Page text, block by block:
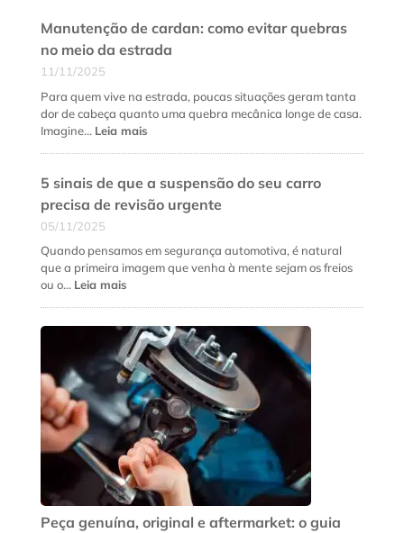
serviço?
clientes
na
além
do
preço
Manutenção de cardan: como evitar quebras
no meio da estrada
11/11/2025
Para quem vive na estrada, poucas situações geram tanta
dor de cabeça quanto uma quebra mecânica longe de casa.
Imagine… Leia mais:
cardan:
como
no
meio
5 sinais de que a suspensão do seu carro
precisa de revisão urgente
05/11/2025
Quando pensamos em segurança automotiva, é natural
que a primeira imagem que venha à mente sejam os freios
ou o… Leia mais:
de
que
a
suspensão
do
seu
carro
precisa
de
revisão
urgente
Peça genuína, original e aftermarket: o guia